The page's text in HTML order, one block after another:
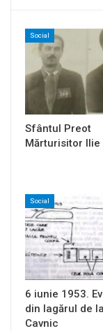
Social
Sfântul Preot
Mărturisitor Ilie
Social
6 iunie 1953.
din lagărul de
Cavnic